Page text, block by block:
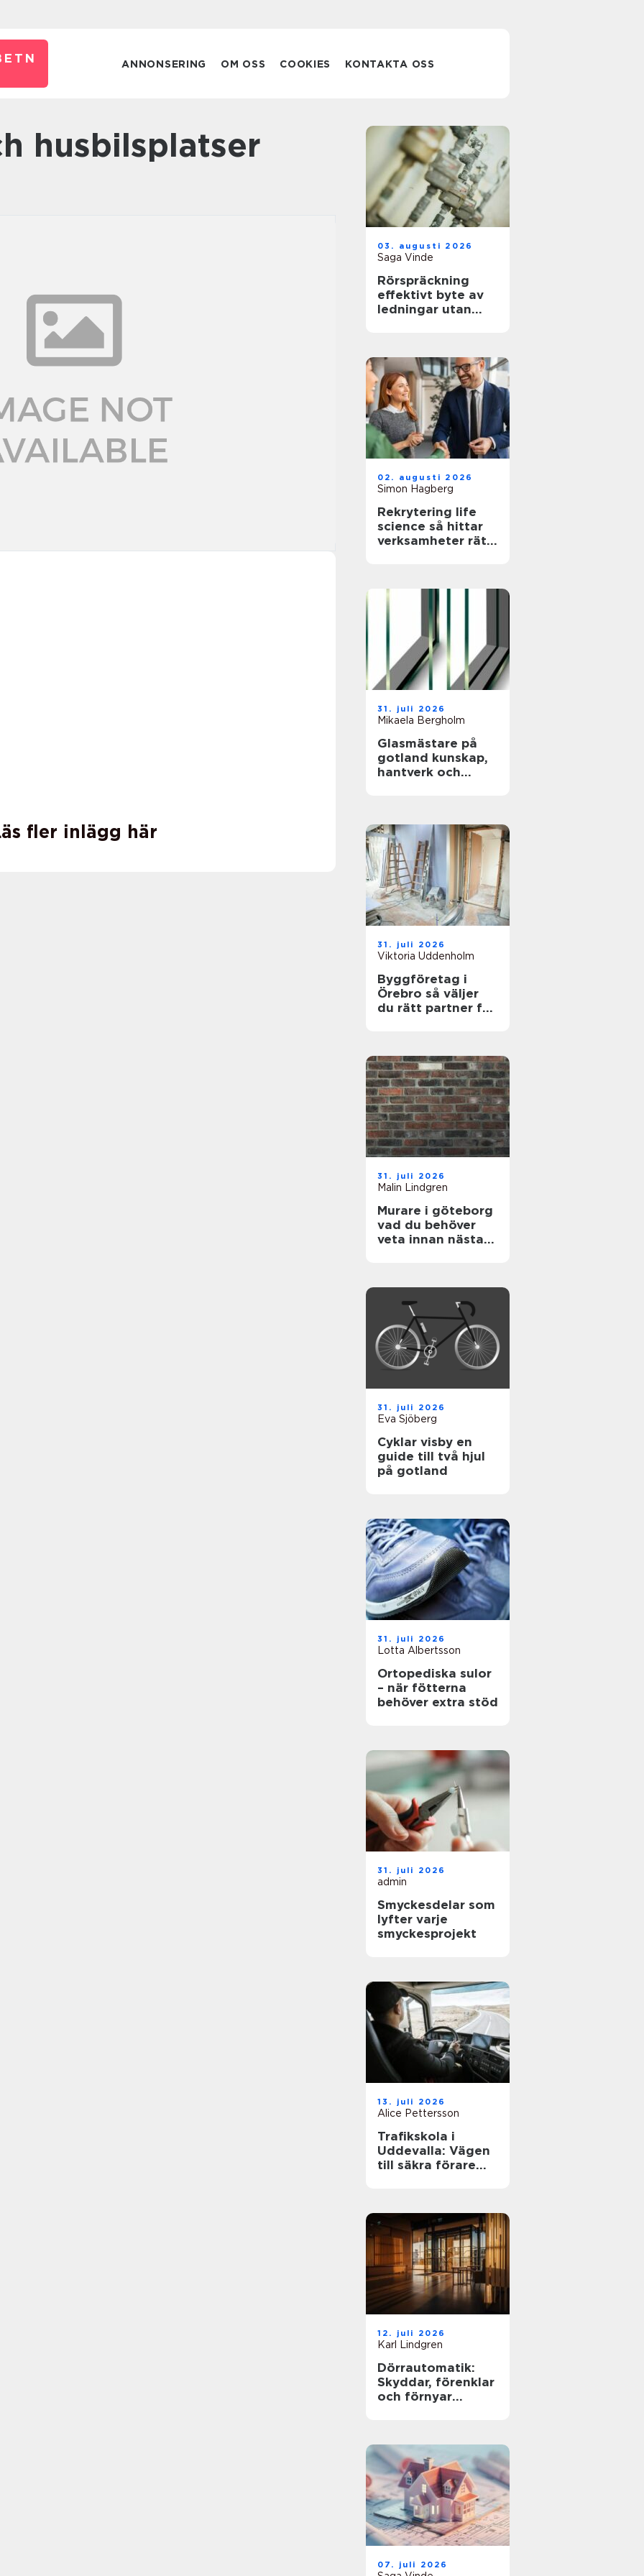
ANNONSERING OM OSS COOKIES KONTAKTA OSS
husbilsplatser
fler inlägg här
03. augusti 2026
Saga Vinde
Rörspräckning
effektivt byte av
ledningar utan
02. augusti 2026
Simon Hagberg
Rekrytering life
science så hittar
verksamheter rätt
31. juli 2026
Mikaela Bergholm
Glasmästare på
gotland kunskap,
hantverk och
31. juli 2026
Viktoria Uddenholm
Byggföretag i
Örebro så väljer
du rätt partner för
31. juli 2026
Malin Lindgren
Murare i göteborg
vad du behöver
veta innan nästa
31. juli 2026
Eva Sjöberg
Cyklar visby en
guide till två hjul
på gotland
31. juli 2026
Lotta Albertsson
Ortopediska sulor
– när fötterna
behöver extra stöd
31. juli 2026
admin
Smyckesdelar som
lyfter varje
smyckesprojekt
13. juli 2026
Alice Pettersson
Trafikskola i
Uddevalla: Vägen
till säkra förare
12. juli 2026
Karl Lindgren
Dörrautomatik:
Skyddar, förenklar
och förnyar
07. juli 2026